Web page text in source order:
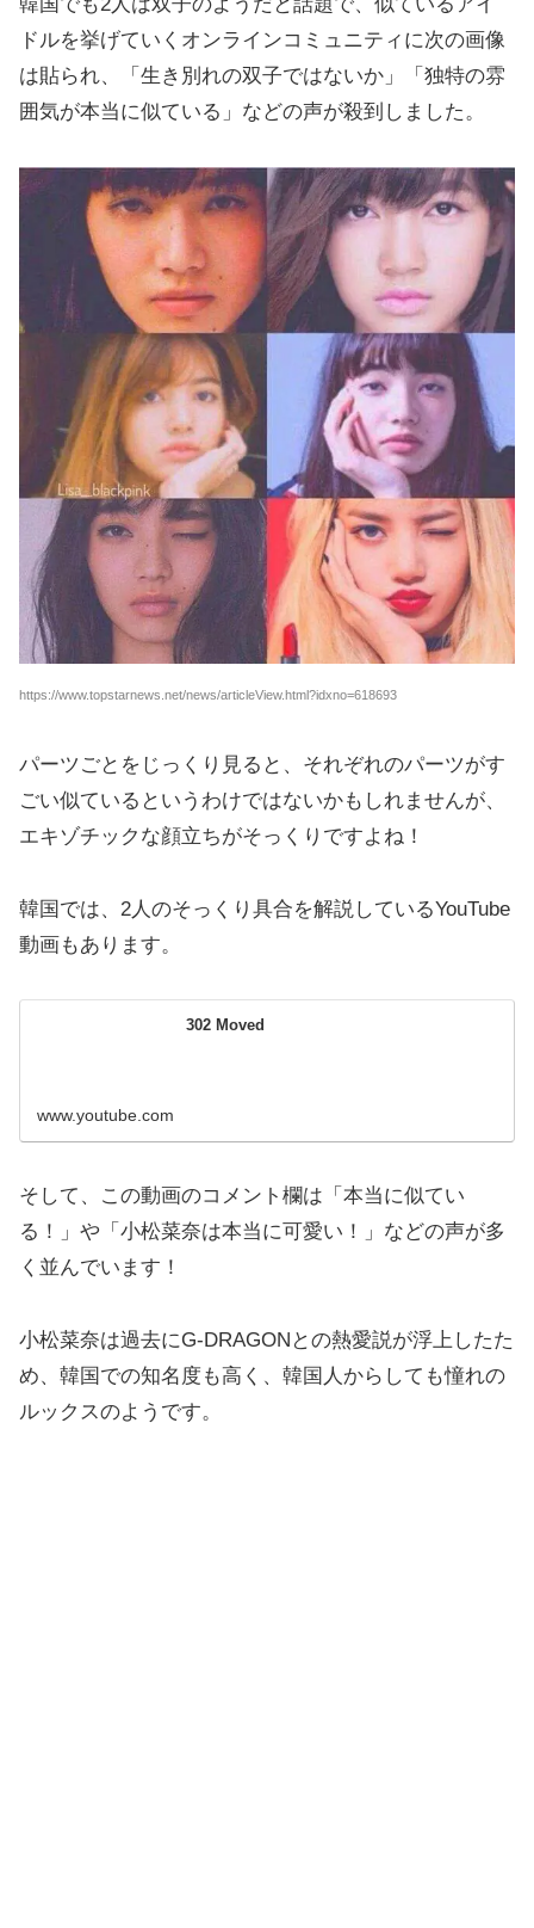
ドルを挙げていくオンラインコミュニティに次の画像
は貼られ、「生き別れの双子ではないか」「独特の雰
囲気が本当に似ている」などの声が殺到しました。
https://www.topstarnews.net/news/articleView.html?idxno=618693
パーツごとをじっくり見ると、それぞれのパーツがす
ごい似ているというわけではないかもしれませんが、
エキゾチックな顔立ちがそっくりですよね！
韓国では、2人のそっくり具合を解説しているYouTube
動画もあります。
302 Moved
www.youtube.com
そして、この動画のコメント欄は「本当に似てい
る！」や「小松菜奈は本当に可愛い！」などの声が多
く並んでいます！
小松菜奈は過去にG-DRAGONとの熱愛説が浮上したた
め、韓国での知名度も高く、韓国人からしても憧れの
ルックスのようです。